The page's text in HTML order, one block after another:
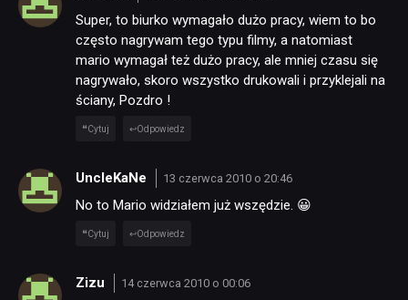
Super, to biurko wymagało dużo pracy, wiem to bo
często nagrywam tego typu filmy, a natomiast
mario wymagał też dużo pracy, ale mniej czasu się
nagrywało, skoro wszystko drukowali i przyklejali na
ściany, Pozdro !
Cytuj Odpowiedz
UncleKaNe 13 czerwca 2010 o 20:46
No to Mario widziałem już wszędzie. 😀
Cytuj Odpowiedz
Zizu 14 czerwca 2010 o 00:06